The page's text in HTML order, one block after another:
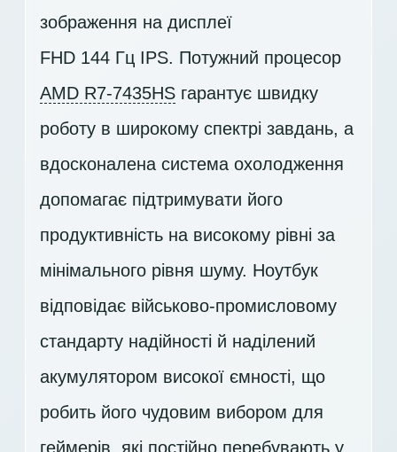
зображення на дисплеї
FHD 144 Гц IPS. Потужний процесор
AMD R7-7435HS гарантує швидку
роботу в широкому спектрі завдань, а
вдосконалена система охолодження
допомагає підтримувати його
продуктивність на високому рівні за
мінімального рівня шуму. Ноутбук
відповідає військово-промисловому
стандарту надійності й наділений
акумулятором високої ємності, що
робить його чудовим вибором для
геймерів, які постійно перебувають у